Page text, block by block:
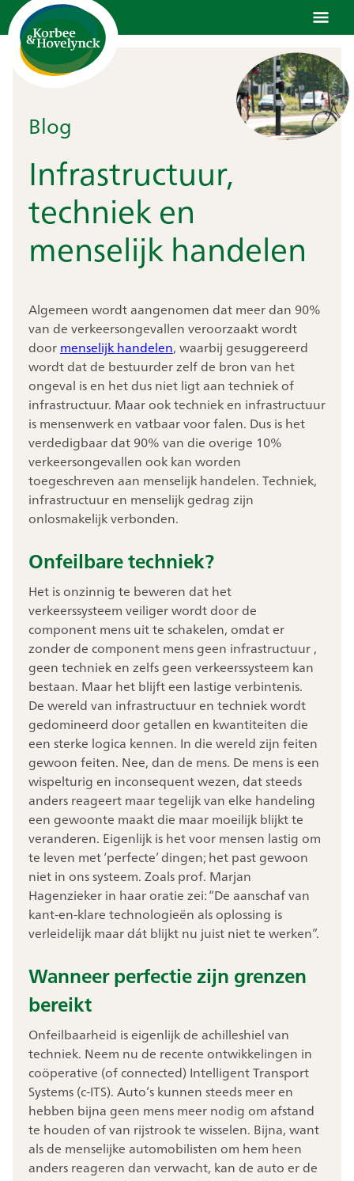
Ga
naar
inhoud
Blog
Infrastructuur,
techniek en
menselijk handelen
Algemeen wordt aangenomen dat meer dan 90%
van de verkeersongevallen veroorzaakt wordt
doormenselijk handelen, waarbij gesuggereerd
wordt dat de bestuurder zelf de bron van het
ongeval is en het dus niet ligt aan techniek of
infrastructuur. Maar ook techniek en infrastructuur
is mensenwerk en vatbaar voor falen. Dus is het
verdedigbaar dat 90% van die overige 10%
verkeersongevallen ook kan worden
toegeschreven aan menselijk handelen. Techniek,
infrastructuur en menselijk gedrag zijn
onlosmakelijk verbonden.
Onfeilbare techniek?
Het is onzinnig te beweren dat het
verkeerssysteem veiliger wordt door de
component mens uit te schakelen, omdat er
zonder de component mens geen infrastructuur ,
geen techniek en zelfs geen verkeerssysteem kan
bestaan. Maar het blijft een lastige verbintenis.
De wereld van infrastructuur en techniek wordt
gedomineerd door getallen en kwantiteiten die
een sterke logica kennen. In die wereld zijn feiten
gewoon feiten. Nee, dan de mens. De mens is een
wispelturig en inconsequent wezen, dat steeds
anders reageert maar tegelijk van elke handeling
een gewoonte maakt die maar moeilijk blijkt te
veranderen. Eigenlijk is het voor mensen lastig om
te leven met ‘perfecte’ dingen; het past gewoon
niet in ons systeem. Zoals prof. Marjan
Hagenzieker in haar oratie zei: “De aanschaf van
kant-en-klare technologieën als oplossing is
verleidelijk maar dát blijkt nu juist niet te werken”.
Wanneer perfectie zijn grenzen
bereikt
Onfeilbaarheid is eigenlijk de achilleshiel van
techniek. Neem nu de recente ontwikkelingen in
coöperative (of connected) Intelligent Transport
Systems (c-ITS). Auto’s kunnen steeds meer en
hebben bijna geen mens meer nodig om afstand
te houden of van rijstrook te wisselen. Bijna, want
als de menselijke automobilisten om hem heen
anders reageren dan verwacht, kan de auto er de